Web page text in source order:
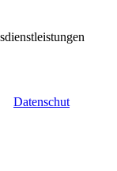
Datenschut